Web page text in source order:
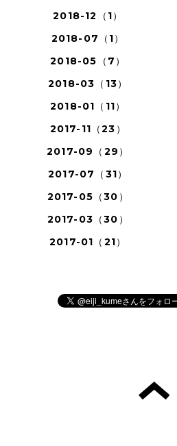
2018-12（1）
2018-07（1）
2018-05（7）
2018-03（13）
2018-01（11）
2017-11（23）
2017-09（29）
2017-07（31）
2017-05（30）
2017-03（30）
2017-01（21）